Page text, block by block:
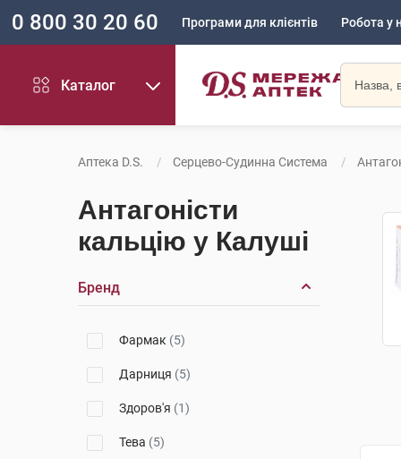
0 800 30 20 60 Програми для клієнтів Робота у
Каталог
Аптека D.S. Серцево-Судинна Система
Антагоністи
кальцію у Калуші
Бренд
Фармак (5)
Дарниця (5)
Здоров'я (1)
Тева (5)